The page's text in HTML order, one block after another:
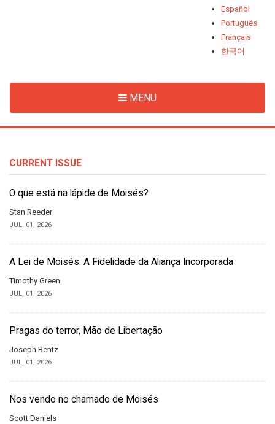
Español
Português
Français
한국어
MENU
CURRENT ISSUE
O que está na lápide de Moisés?
Stan Reeder
JUL, 01, 2026
A Lei de Moisés: A Fidelidade da Aliança Incorporada
Timothy Green
JUL, 01, 2026
Pragas do terror, Mão de Libertação
Joseph Bentz
JUL, 01, 2026
Nos vendo no chamado de Moisés
Scott Daniels